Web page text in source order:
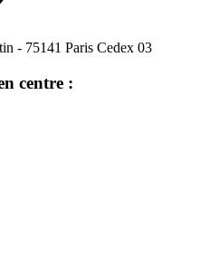
- 75141 Paris Cedex 03
centre :